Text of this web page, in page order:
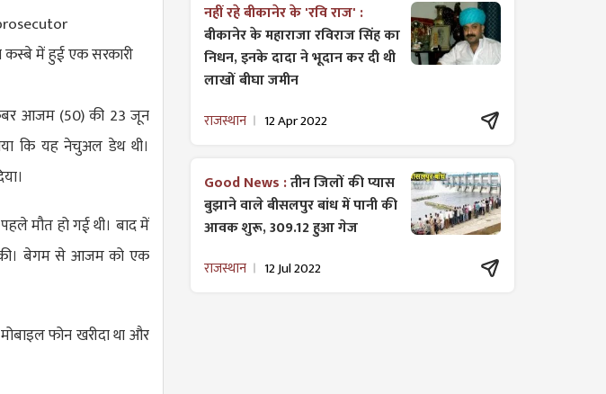
कस्बे में हुई एक सरकारी
आजम (50) की 23 जून
कि यह नेचुअल डेथ थी।
मौत हो गई थी। बाद में
की। बेगम से आजम को एक
फोन खरीदा था और
नहीं रहे बीकानेर के 'रवि राज' :
बीकानेर के महाराजा रविराज सिंह का
निधन, इनके दादा ने भूदान कर दी थी
लाखों बीघा जमीन
राजस्थान 12 Apr 2022
Good News :तीन जिलों की प्यास
बुझाने वाले बीसलपुर बांध में पानी की
आवक शुरू, 309.12 हुआ गेज
राजस्थान 12 Jul 2022